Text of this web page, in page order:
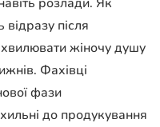
після
жіночу душу
Фахівці
фази
до продукування